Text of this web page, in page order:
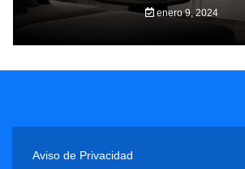
enero 9, 2024
Aviso de Privacidad